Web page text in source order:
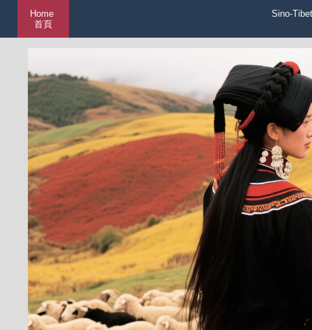
Home
首頁
Sino-